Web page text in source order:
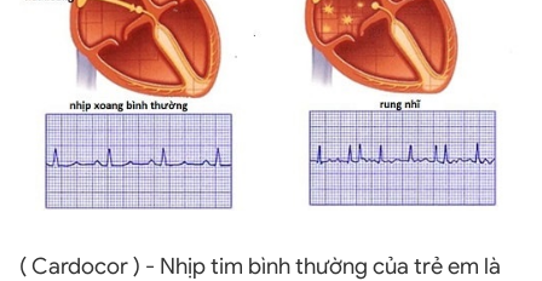
( Cardocor ) - Nhịp tim bình thường của trẻ em là